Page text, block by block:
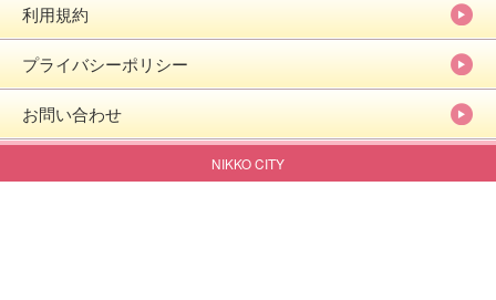
利用規約
プライバシーポリシー
お問い合わせ
NIKKO CITY